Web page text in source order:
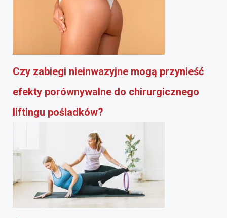
Czy zabiegi nieinwazyjne mogą przynieść
efekty porównywalne do chirurgicznego
liftingu pośladków?